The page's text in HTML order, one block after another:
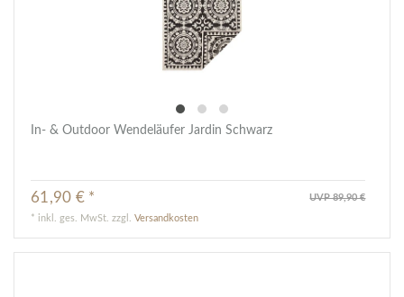
In- & Outdoor Wendeläufer Jardin Schwarz
UVP 89,90 €
61,90 € *
* inkl. ges. MwSt. zzgl.Versandkosten